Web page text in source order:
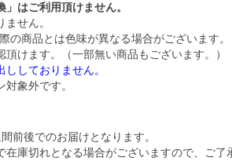
」はご利用頂けません。
せん。
の商品とは色味が異なる場合がございます。
けます。（一部無い商品もございます。）
しておりません。
象外です。
前後でのお届けとなります。
庫切れとなる場合がございますので、ご了